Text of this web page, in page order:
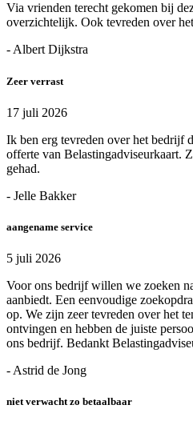
Via vrienden terecht gekomen bij
overzichtelijk. Ook tevreden over
- Albert Dijkstra
Zeer verrast
17 juli 2026
Ik ben erg tevreden over het bedrijf
offerte van Belastingadviseurkaart.
gehad.
- Jelle Bakker
aangename service
5 juli 2026
Voor ons bedrijf willen we zoeken
aanbiedt. Een eenvoudige
op. We zijn zeer tevreden over het
ontvingen en hebben de juiste
ons bedrijf. Bedankt
- Astrid de Jong
niet verwacht zo betaalbaar